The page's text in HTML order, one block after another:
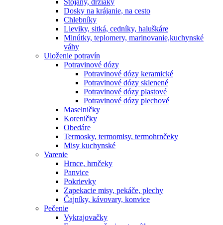
Stojany, držiaky
Dosky na krájanie, na cesto
Chlebníky
Lieviky, sitká, cedníky, haluškáre
Minútky, teplomery, marinovanie,kuchynské
váhy
Uloženie potravín
Potravinové dózy
Potravinové dózy keramické
Potravinové dózy sklenené
Potravinové dózy plastové
Potravinové dózy plechové
Maselničky
Koreničky
Obedáre
Termosky, termomisy, termohrnčeky
Misy kuchynské
Varenie
Hrnce, hrnčeky
Panvice
Pokrievky
Zapekacie misy, pekáče, plechy
Čajníky, kávovary, konvice
Pečenie
Vykrajovačky